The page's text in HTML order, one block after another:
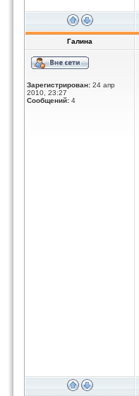
Галина
Зарегистрирован: 24 апр
2010, 23:27
Сообщений: 4